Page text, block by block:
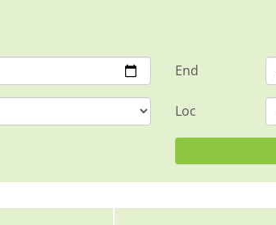
End
Loc